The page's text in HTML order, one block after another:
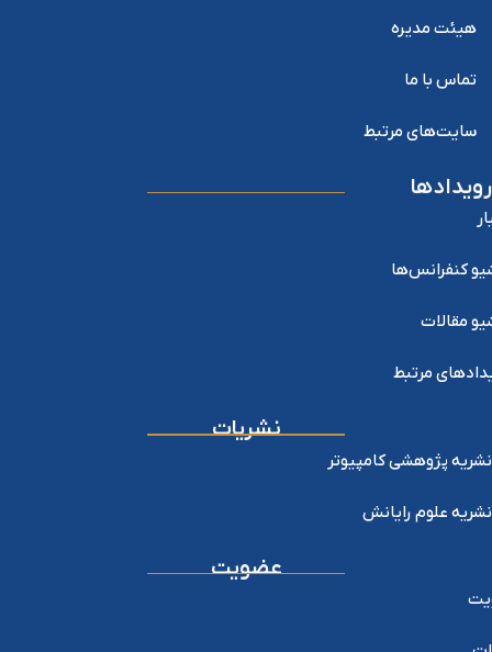
هیئت مدیره
تماس با ما
سایت‌های مرتبط
رویدادها
کنفرانس‌ها
مقالات
مرتبط
نشریات
نشریه پژوهشی کامپیوتر
نشریه علوم رایانش
عضویت